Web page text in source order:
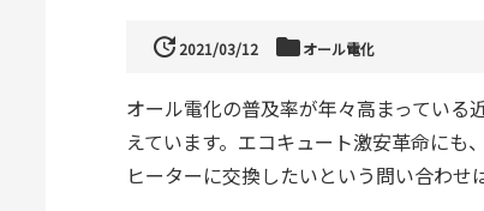
update2021/03/12 folderオール電化
オール電化の普及率が年々高まってい
えています。エコキュート激安革命に
ヒーターに交換したいという問い合わせ